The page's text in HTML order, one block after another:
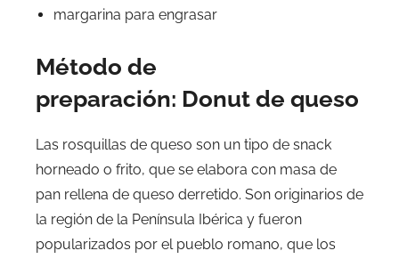
margarina para engrasar
Método de
preparación: Donut de queso
Las rosquillas de queso son un tipo de snack
horneado o frito, que se elabora con masa de
pan rellena de queso derretido. Son originarios de
la región de la Península Ibérica y fueron
popularizados por el pueblo romano, que los